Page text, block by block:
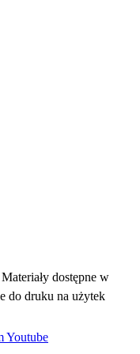
dostępne w
do druku na użytek
Youtube